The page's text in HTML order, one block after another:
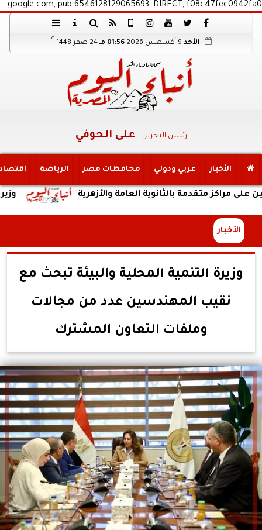
google.com, pub-6546128129065693, DIRECT, f08c47fec0942fa0
الأحد 01:56 مـ 24 صفر 1448
هـ
رئيس التحرير على الحوفي
الأخبار عربي ودولي محافظات مصر الرياضة
وزير الري بالثانوية العامة والأزهرية
الأخبار
وزيرة التنمية المحلية والبيئة تبحث مع
نقيب المهندسين عدد من مجالات
وملفات التعاون المشترك